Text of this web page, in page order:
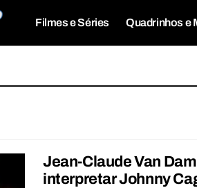
Filmes e Séries Quadrinhos e
Jean-Claude Van
interpretar Johnny